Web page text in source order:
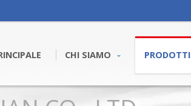
CHI SIAMO PRODOTTI